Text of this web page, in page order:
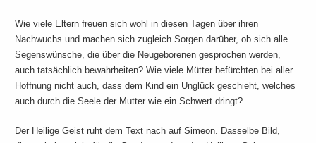
Wie viele Eltern freuen sich wohl in diesen Tagen über ihren
Nachwuchs und machen sich zugleich Sorgen darüber, ob sich alle
Segenswünsche, die über die Neugeborenen gesprochen werden,
auch tatsächlich bewahrheiten? Wie viele Mütter befürchten bei aller
Hoffnung nicht auch, dass dem Kind ein Unglück geschieht, welches
auch durch die Seele der Mutter wie ein Schwert dringt?
Der Heilige Geist ruht dem Text nach auf Simeon. Dasselbe Bild,